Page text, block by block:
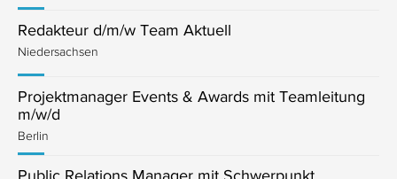
Redakteur d/m/w Team Aktuell
Niedersachsen
Projektmanager Events & Awards mit Teamleitung
m/w/d
Berlin